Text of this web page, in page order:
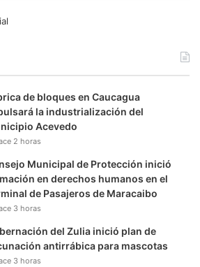
de bloques en Caucagua
la industrialización del
Acevedo
2 horas
Municipal de Protección inició
en derechos humanos en el
de Pasajeros de Maracaibo
3 horas
del Zulia inició plan de
antirrábica para mascotas
3 horas